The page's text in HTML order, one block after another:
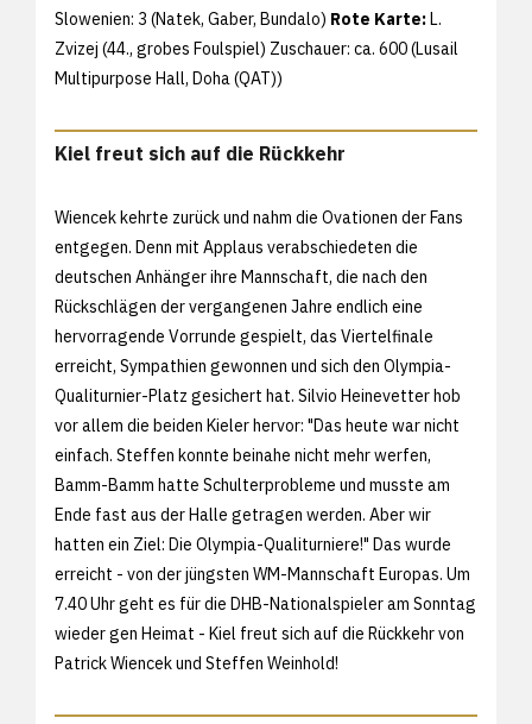
Slowenien: 3 (Natek, Gaber, Bundalo) Rote Karte:L.
Zvizej (44., grobes Foulspiel) Zuschauer: ca. 600 (Lusail
Multipurpose Hall, Doha (QAT))
Kiel freut sich auf die Rückkehr
Wiencek kehrte zurück und nahm die Ovationen der Fans
entgegen. Denn mit Applaus verabschiedeten die
deutschen Anhänger ihre Mannschaft, die nach den
Rückschlägen der vergangenen Jahre endlich eine
hervorragende Vorrunde gespielt, das Viertelfinale
erreicht, Sympathien gewonnen und sich den Olympia-
Qualiturnier-Platz gesichert hat. Silvio Heinevetter hob
vor allem die beiden Kieler hervor: "Das heute war nicht
einfach. Steffen konnte beinahe nicht mehr werfen,
Bamm-Bamm hatte Schulterprobleme und musste am
Ende fast aus der Halle getragen werden. Aber wir
hatten ein Ziel: Die Olympia-Qualiturniere!" Das wurde
erreicht - von der jüngsten WM-Mannschaft Europas. Um
7.40 Uhr geht es für die DHB-Nationalspieler am Sonntag
wieder gen Heimat - Kiel freut sich auf die Rückkehr von
Patrick Wiencek und Steffen Weinhold!